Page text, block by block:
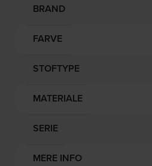
BRAND
FARVE
STOFTYPE
MATERIALE
SERIE
MERE INFO